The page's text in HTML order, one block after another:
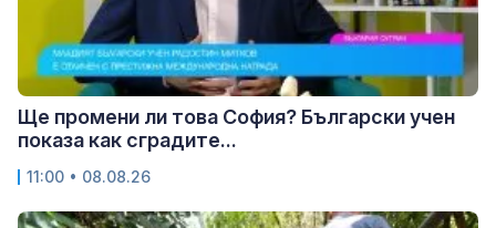
Ще промени ли това София? Български учен
показа как сградите...
11:00 • 08.08.26